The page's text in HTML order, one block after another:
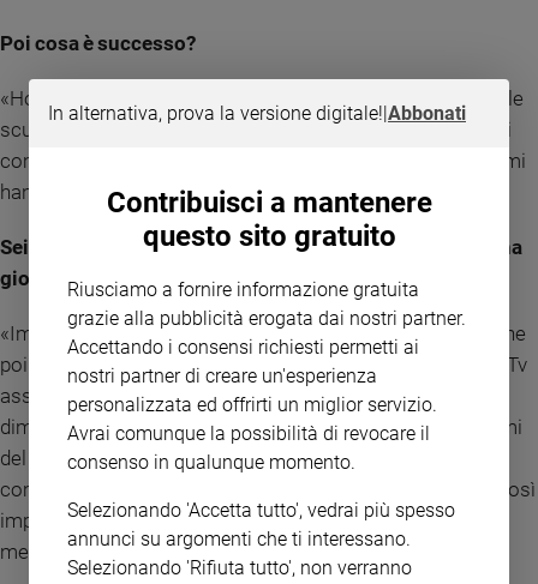
Poi cosa è successo?
«Ho iniziato a parlare dei miei problemi e poi sono arrivate le
scuole superiori e lì i rapporti con i miei coetanei sono stati
completamente diversi: mi hanno accettato subito. Di più, mi
hanno fatto sentire amato»
Sei un grande tifoso della Juventus. Il calcio che ruolo ha
giocato in questa storia?
«Importantissimo. Anche nei momenti più bui, io sapevo che
poi al sabato o alla domenica avrei visto la Juve giocare in Tv
assieme al mio babbo. E che in quei novanta minuti avrei
dimenticato tutto. Essere tifoso mi ha aiutato a non sentirmi
del tutto solo, ma parte di una comunità, di altri ragazzi che
come me condividono la stessa passione. Una passione così
importante che, senza rendermene conto, ho imparato a
memoria tutte le partite che ho visto».
In alternativa, prova la versione digitale!|Abbonati
Contribuisci a mantenere
questo sito gratuito
Riusciamo a fornire informazione gratuita
grazie alla pubblicità erogata dai nostri partner.
Accettando i consensi richiesti permetti ai
nostri partner di creare un'esperienza
personalizzata ed offrirti un miglior servizio.
Avrai comunque la possibilità di revocare il
consenso in qualunque momento.
Selezionando 'Accetta tutto', vedrai più spesso
annunci su argomenti che ti interessano.
Selezionando 'Rifiuta tutto', non verranno